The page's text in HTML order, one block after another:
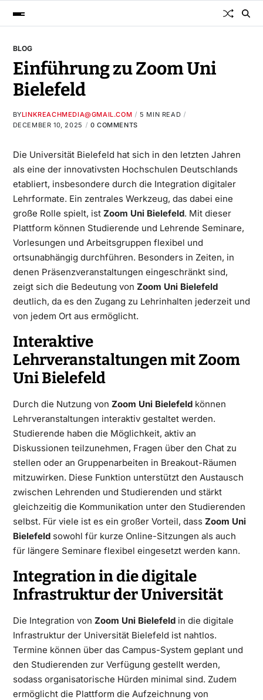
BLOG
Einführung zu Zoom Uni
Bielefeld
BYLINKREACHMEDIA@GMAIL.COM
5 MIN READ
DECEMBER 10, 2025
0 COMMENTS
Die Universität Bielefeld hat sich in den letzten Jahren
als eine der innovativsten Hochschulen Deutschlands
etabliert, insbesondere durch die Integration digitaler
Lehrformate. Ein zentrales Werkzeug, das dabei eine
große Rolle spielt, ist Zoom Uni Bielefeld. Mit dieser
Plattform können Studierende und Lehrende Seminare,
Vorlesungen und Arbeitsgruppen flexibel und
ortsunabhängig durchführen. Besonders in Zeiten, in
denen Präsenzveranstaltungen eingeschränkt sind,
zeigt sich die Bedeutung von Zoom Uni Bielefeld
deutlich, da es den Zugang zu Lehrinhalten jederzeit und
von jedem Ort aus ermöglicht.
Interaktive
Lehrveranstaltungen mit Zoom
Uni Bielefeld
Durch die Nutzung von Zoom Uni Bielefeldkönnen
Lehrveranstaltungen interaktiv gestaltet werden.
Studierende haben die Möglichkeit, aktiv an
Diskussionen teilzunehmen, Fragen über den Chat zu
stellen oder an Gruppenarbeiten in Breakout-Räumen
mitzuwirken. Diese Funktion unterstützt den Austausch
zwischen Lehrenden und Studierenden und stärkt
gleichzeitig die Kommunikation unter den Studierenden
selbst. Für viele ist es ein großer Vorteil, dass Zoom Uni
Bielefeldsowohl für kurze Online-Sitzungen als auch
für längere Seminare flexibel eingesetzt werden kann.
Integration in die digitale
Infrastruktur der Universität
Die Integration von Zoom Uni Bielefeldin die digitale
Infrastruktur der Universität Bielefeld ist nahtlos.
Termine können über das Campus-System geplant und
den Studierenden zur Verfügung gestellt werden,
sodass organisatorische Hürden minimal sind. Zudem
ermöglicht die Plattform die Aufzeichnung von